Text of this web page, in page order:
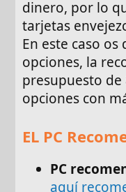
dinero, por lo
tarjetas
En este caso
opciones, la
presupuesto de
opciones con
EL PC
PC
aquí